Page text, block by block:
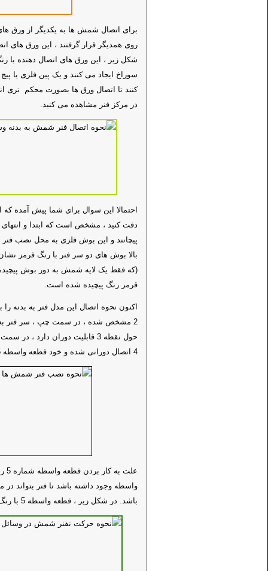
برای اتصال شمش ها به یکدیگر از ورق
روی همدیگر قرار گرفتند ، این ورق های
شکل زیر ، این ورق های اتصال دهنده با
سوراخ ایجاد می کنند و یک پین فلزی یا
کنند تا اتصال ورق ها بصورت محکم تری
در مرکز فنر مشاهده می کنید.
احتمالا این سوال برای شما پیش آمده
دقت کنید ، مشخص است که ابتدا و
پیچانند و این بوش فلزی به محل نصب
بالا بوش های دو سر فنر با رنگ قرمز
(که فقط یک لایه شمش به دور بوش
قرمز رنگ پیچیده شده است.
2 مشخص شده ، در سمت چپ ، سر فنر
4 اتصال دورانی شده و خود قطعه واسطه 5 در نقطه شماره 6 ، به شاسی اتصال دورانی شده است.
واسطه وجود داشته باشد تا فنر بتواند
باشد. در شکل زیر ، قطعه واسطه 5 با رنگ آبی نشان داده شده است.